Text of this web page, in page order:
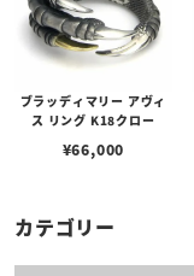
ブラッディマリー アヴィ
ス リング K18クロー
¥66,000
カテゴリー